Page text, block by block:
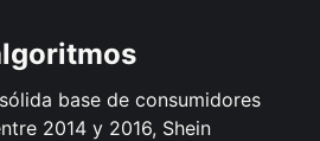
base de consumidores
2014 y 2016, Shein